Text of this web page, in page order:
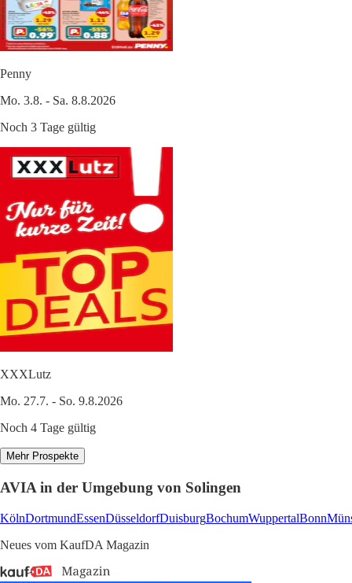
Penny
Mo. 3.8. - Sa. 8.8.2026
Noch 3 Tage gültig
XXXLutz
Mo. 27.7. - So. 9.8.2026
Noch 4 Tage gültig
Mehr Prospekte
AVIA in der Umgebung von Solingen
KölnDortmundEssenDüsseldorfDuisburgBochumWuppertalBonn
Neues vom KaufDA Magazin